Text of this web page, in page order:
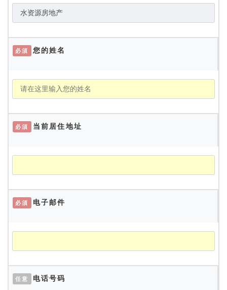
必須 您的姓名
必須 当前居住地址
必須 电子邮件
任意 电话号码